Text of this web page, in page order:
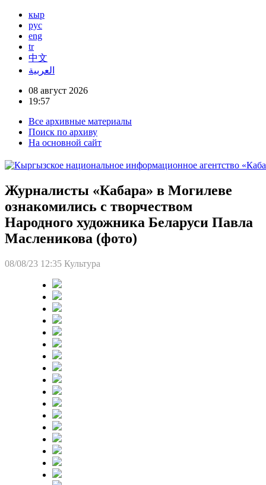
кыр
рус
eng
tr
中文
العربية
08 август 2026
19:57
Все архивные материалы
Поиск по архиву
На основной сайт
Журналисты «Кабара» в Могилеве
ознакомились с творчеством
Народного художника Беларуси Павла
Масленикова (фото)
08/08/23 12:35 Культура